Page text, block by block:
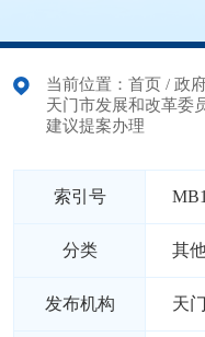
当前位置： 首页 / 政
天门市发展和改革委
建议提案办理
索引号
分类 其
发布机构 天